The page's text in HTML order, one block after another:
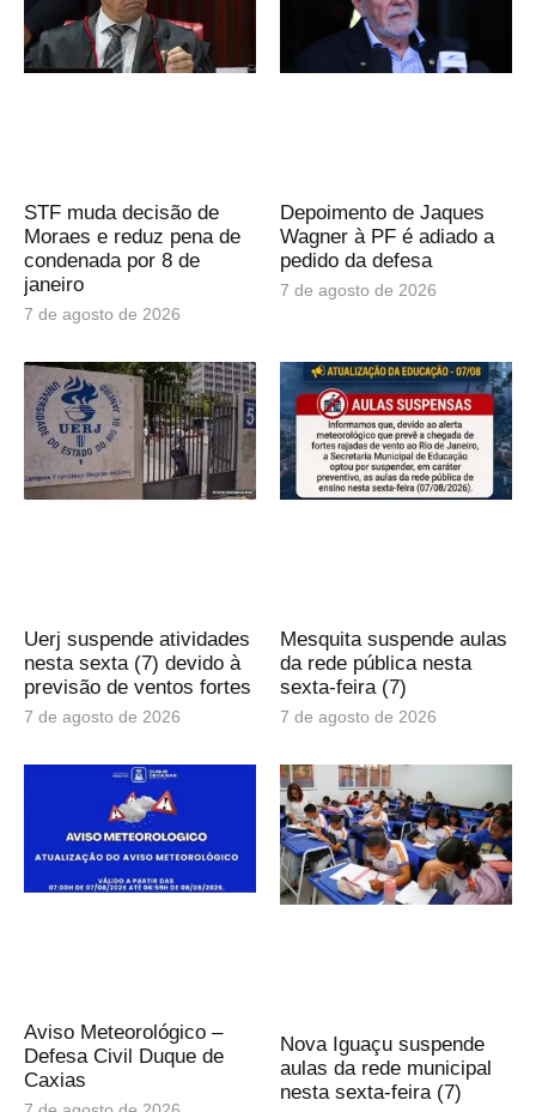
STF muda decisão de
Moraes e reduz pena de
condenada por 8 de
janeiro
7 de agosto de 2026
Depoimento de Jaques
Wagner à PF é adiado a
pedido da defesa
7 de agosto de 2026
Uerj suspende atividades
nesta sexta (7) devido à
previsão de ventos fortes
7 de agosto de 2026
Mesquita suspende aulas
da rede pública nesta
sexta-feira (7)
7 de agosto de 2026
Aviso Meteorológico –
Defesa Civil Duque de
Caxias
Nova Iguaçu suspende
aulas da rede municipal
nesta sexta-feira (7)